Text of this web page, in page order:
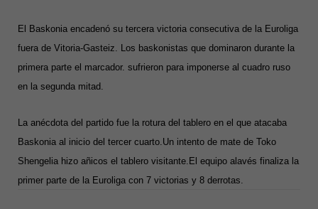
El Baskonia encadenó su tercera victoria consecutiva de la Euroliga
fuera de Vitoria-Gasteiz. Los baskonistas que dominaron durante la
primera parte el marcador. sufrieron para imponerse al cuadro ruso
en la segunda mitad.
La anécdota del partido fue la rotura del tablero en el que atacaba
Baskonia al inicio del tercer cuarto.Un intento de mate de Toko
Shengelia hizo añicos el tablero visitante.El equipo alavés finaliza la
primer parte de la Euroliga con 7 victorias y 8 derrotas.